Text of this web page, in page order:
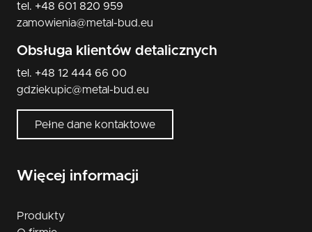
tel. +48 601 820 959
zamowienia@metal-bud.eu
Obsługa klientów detalicznych
tel. +48 12 444 66 00
gdziekupic@metal-bud.eu
Pełne dane kontaktowe
Więcej informacji
Produkty